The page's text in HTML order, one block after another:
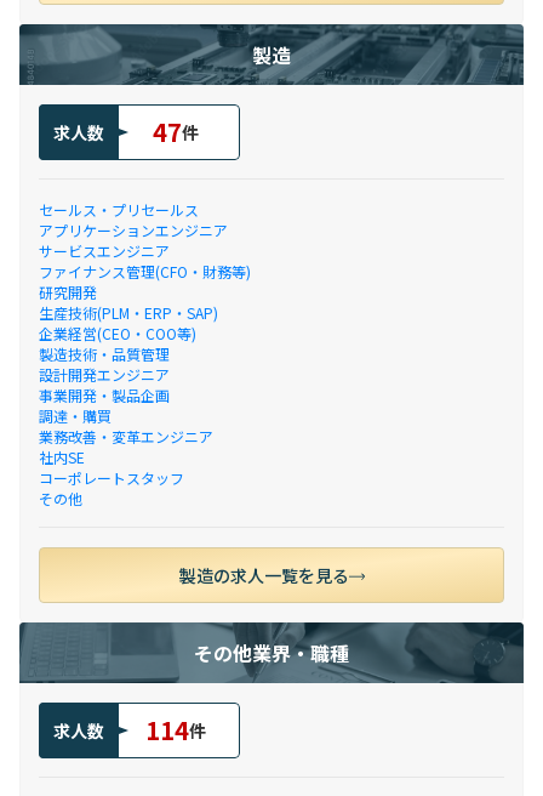
製造
求人数 47件
セールス・プリセールス
アプリケーションエンジニア
サービスエンジニア
ファイナンス管理(CFO・財務等)
研究開発
生産技術(PLM・ERP・SAP)
企業経営(CEO・COO等)
製造技術・品質管理
設計開発エンジニア
事業開発・製品企画
調達・購買
業務改善・変革エンジニア
社内SE
コーポレートスタッフ
その他
製造の求人一覧を見る
その他業界・職種
求人数 114件